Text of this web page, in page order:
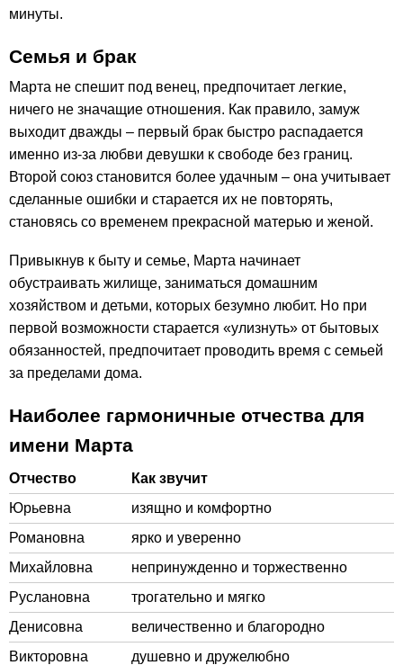
минуты.
Семья и брак
Марта не спешит под венец, предпочитает легкие,
ничего не значащие отношения. Как правило, замуж
выходит дважды – первый брак быстро распадается
именно из-за любви девушки к свободе без границ.
Второй союз становится более удачным – она учитывает
сделанные ошибки и старается их не повторять,
становясь со временем прекрасной матерью и женой.
Привыкнув к быту и семье, Марта начинает
обустраивать жилище, заниматься домашним
хозяйством и детьми, которых безумно любит. Но при
первой возможности старается «улизнуть» от бытовых
обязанностей, предпочитает проводить время с семьей
за пределами дома.
Наиболее гармоничные отчества для
имени Марта
Отчество
Как звучит
Юрьевна
изящно и комфортно
Романовна
ярко и уверенно
Михайловна
непринужденно и торжественно
Руслановна
трогательно и мягко
Денисовна
величественно и благородно
Викторовна
душевно и дружелюбно